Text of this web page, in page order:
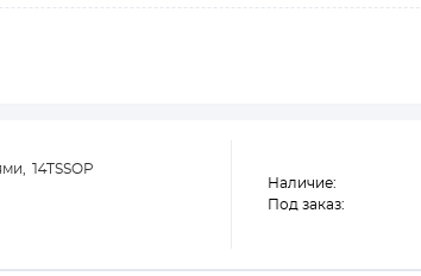
14TSSOP
Наличие:
Под заказ: